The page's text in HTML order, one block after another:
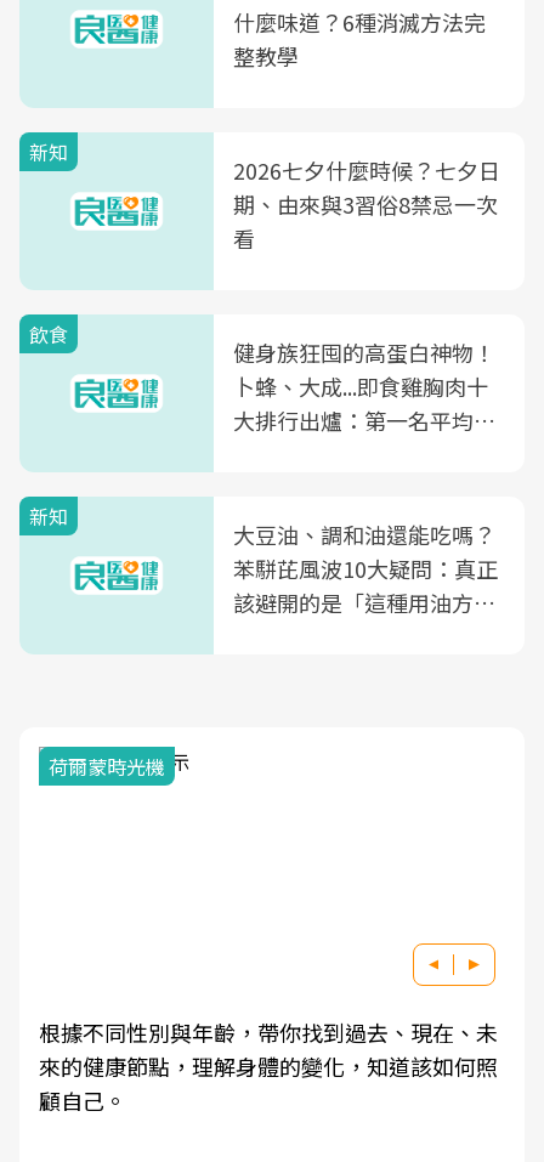
什麼味道？6種消滅方法完
整教學
新知
2026七夕什麼時候？七夕日
期、由來與3習俗8禁忌一次
看
飲食
健身族狂囤的高蛋白神物！
卜蜂、大成...即食雞胸肉十
大排行出爐：第一名平均一
新知
大豆油、調和油還能吃嗎？
苯駢芘風波10大疑問：真正
該避開的是「這種用油方
荷爾蒙時光機
根據不同性別與年齡，帶你找到過去、現在、未
來的健康節點，理解身體的變化，知道該如何照
顧自己。